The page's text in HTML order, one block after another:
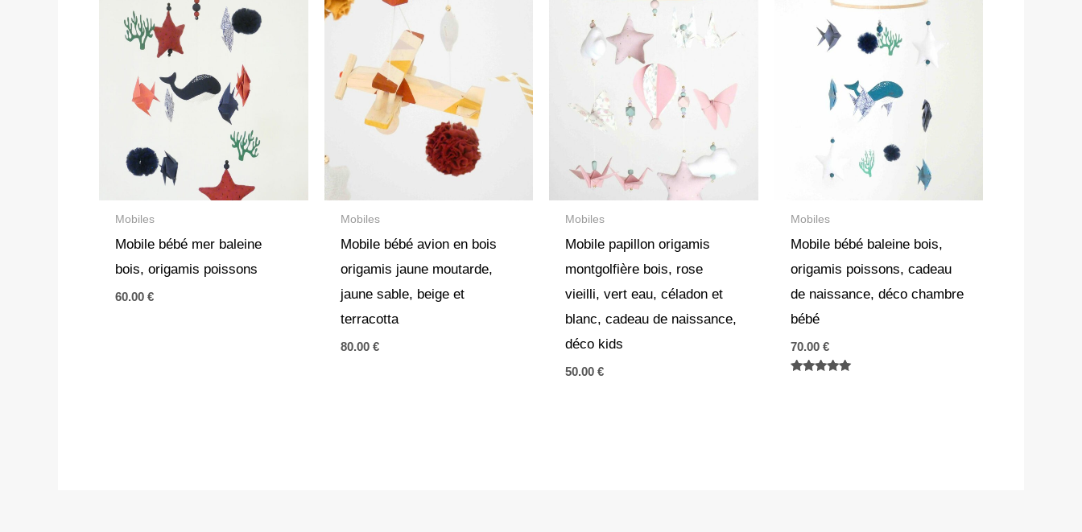
Mobiles
Mobile bébé mer baleine
bois, origamis poissons
60.00€
Mobiles
Mobile bébé avion en bois
origamis jaune moutarde,
jaune sable, beige et
terracotta
80.00 €
Mobiles
Mobile papillon origamis
montgolfière bois, rose
vieilli, vert eau, céladon et
blanc, cadeau de naissance,
déco kids
50.00€
Mobiles
Mobile bébé baleine bois,
origamis poissons, cadeau
de naissance, déco chambre
bébé
70.00 €